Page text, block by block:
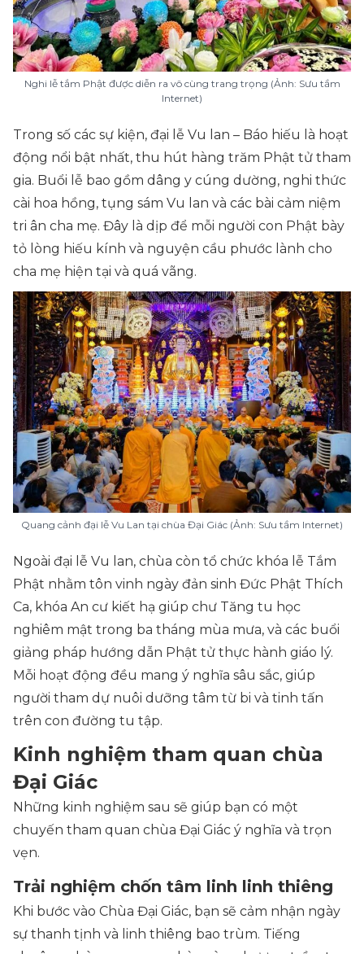
Nghi lễ tắm Phật được diễn ra vô cùng trang trọng (Ảnh: Sưu tầm
Internet)
Trong số các sự kiện, đại lễ Vu lan – Báo hiếu là hoạt
động nổi bật nhất, thu hút hàng trăm Phật tử tham
gia. Buổi lễ bao gồm dâng y cúng dường, nghi thức
cài hoa hồng, tụng sám Vu lan và các bài cảm niệm
tri ân cha mẹ. Đây là dịp để mỗi người con Phật bày
tỏ lòng hiếu kính và nguyện cầu phước lành cho
cha mẹ hiện tại và quá vãng.
Quang cảnh đại lễ Vu Lan tại chùa Đại Giác (Ảnh: Sưu tầm Internet)
Ngoài đại lễ Vu lan, chùa còn tổ chức khóa lễ Tắm
Phật nhằm tôn vinh ngày đản sinh Đức Phật Thích
Ca, khóa An cư kiết hạ giúp chư Tăng tu học
nghiêm mật trong ba tháng mùa mưa, và các buổi
giảng pháp hướng dẫn Phật tử thực hành giáo lý.
Mỗi hoạt động đều mang ý nghĩa sâu sắc, giúp
người tham dự nuôi dưỡng tâm từ bi và tinh tấn
trên con đường tu tập.
Kinh nghiệm tham quan chùa
Đại Giác
Những kinh nghiệm sau sẽ giúp bạn có một
chuyến tham quan chùa Đại Giác ý nghĩa và trọn
vẹn.
Trải nghiệm chốn tâm linh linh thiêng
Khi bước vào Chùa Đại Giác, bạn sẽ cảm nhận ngày
sự thanh tịnh và linh thiêng bao trùm. Tiếng